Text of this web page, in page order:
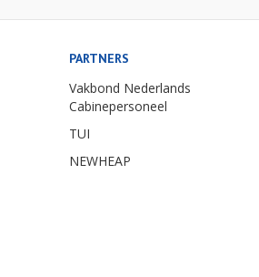
PARTNERS
Vakbond Nederlands
Cabinepersoneel
TUI
NEWHEAP